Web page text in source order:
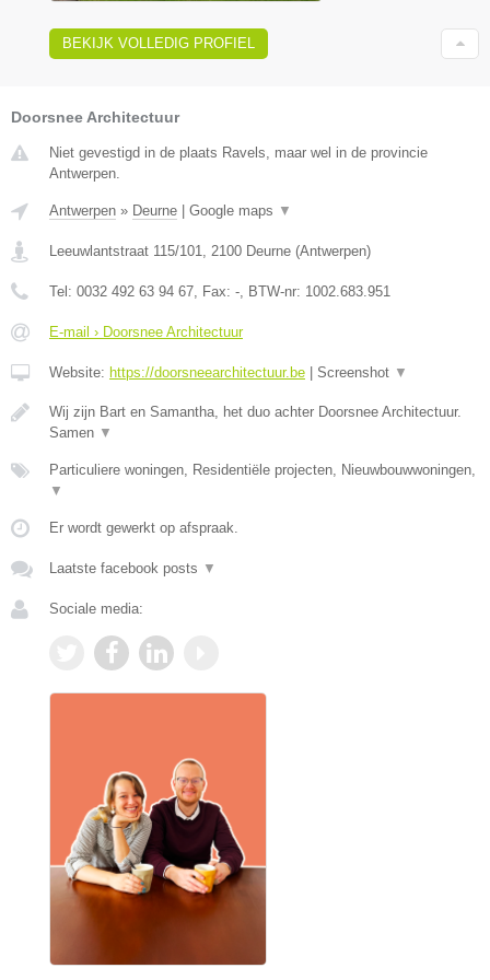
BEKIJK VOLLEDIG PROFIEL
Doorsnee Architectuur
Niet gevestigd in de plaats Ravels, maar wel in de provincie
Antwerpen.
Antwerpen » Deurne Google maps ▼
Leeuwlantstraat 115/101, 2100 Deurne (Antwerpen)
Tel: 0032 492 63 94 67, Fax: -, BTW-nr: 1002.683.951
E-mail › Doorsnee Architectuur
Website: https://doorsneearchitectuur.be Screenshot ▼
Wij zijn Bart en Samantha, het duo achter Doorsnee Architectuur.
Samen ▼
Particuliere woningen, Residentiële projecten, Nieuwbouwwoningen,
▼
Er wordt gewerkt op afspraak.
Laatste facebook posts ▼
Sociale media: